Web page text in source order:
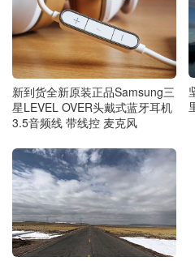
新到货全新原装正品Samsung三
星LEVEL OVER头戴式蓝牙耳机
3.5音频线 带线控 麦克风